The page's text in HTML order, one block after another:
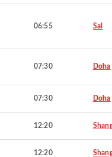
06:55 Sal
07:30 Doha
07:30 Doha
12:20
12:20